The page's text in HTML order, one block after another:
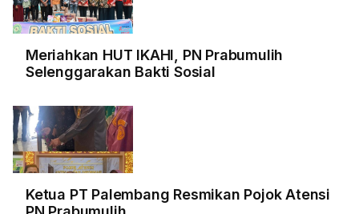
Meriahkan HUT IKAHI, PN Prabumulih
Selenggarakan Bakti Sosial
Ketua PT Palembang Resmikan Pojok Atensi